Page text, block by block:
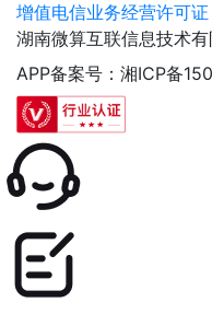
增值电信业务经营许可
湖南微算互联信息技术有
APP备案号：湘ICP备